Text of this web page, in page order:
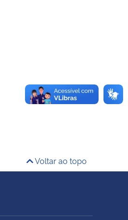
Voltar ao topo